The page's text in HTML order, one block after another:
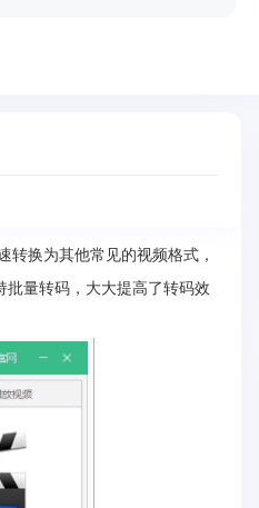
换为其他常见的视频格式，
量转码，大大提高了转码效